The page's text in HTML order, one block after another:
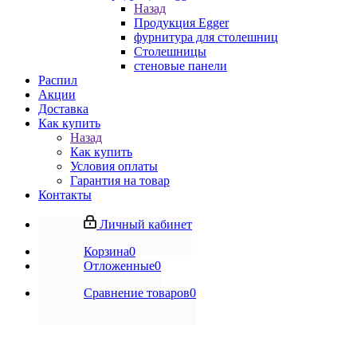
Назад
Продукция Egger
фурнитура для столешниц
Столешницы
стеновые панели
Распил
Акции
Доставка
Как купить
Назад
Как купить
Условия оплаты
Гарантия на товар
Контакты
Личный кабинет
Корзина0
Отложенные0
Сравнение товаров0